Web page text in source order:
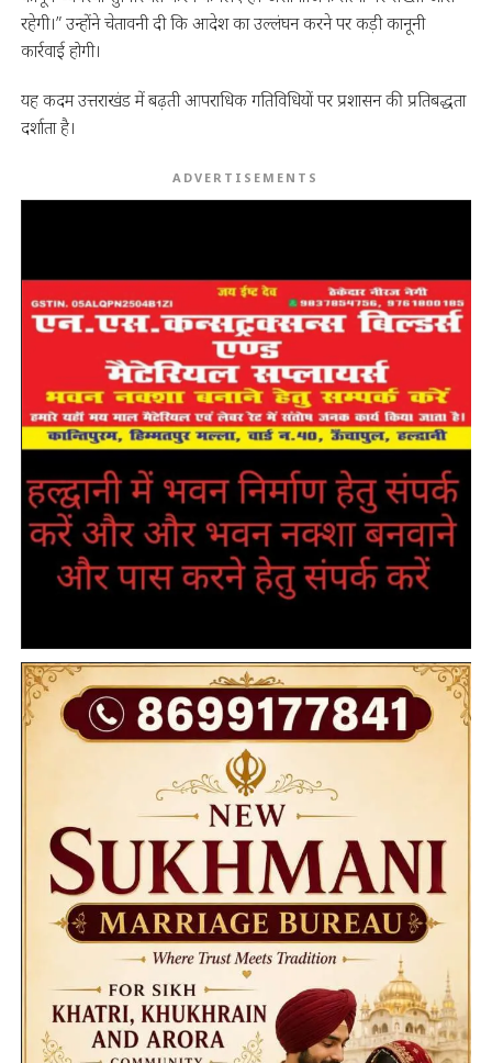
रहेगी।” उन्होंने चेतावनी दी कि आदेश का उल्लंघन करने पर कड़ी कानूनी
कार्रवाई होगी।
यह कदम उत्तराखंड में बढ़ती आपराधिक गतिविधियों पर प्रशासन की प्रतिबद्धता
दर्शाता है।
ADVERTISEMENTS